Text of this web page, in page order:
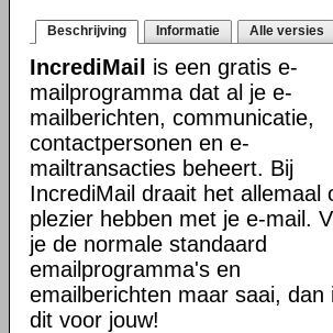
Beschrijving Informatie Alle versies
IncrediMail
is een gratis e-
mailprogramma dat al je e-
mailberichten, communicatie,
contactpersonen en e-
mailtransacties beheert. Bij
IncrediMail draait het allemaal
plezier hebben met je e-mail.
je de normale standaard
emailprogramma's en
emailberichten maar saai, dan
dit voor jouw!